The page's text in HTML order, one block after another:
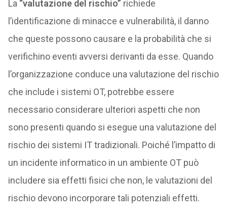
La “valutazione del rischio” richiede
l’identificazione di minacce e vulnerabilità, il danno
che queste possono causare e la probabilità che si
verifichino eventi avversi derivanti da esse. Quando
l’organizzazione conduce una valutazione del rischio
che include i sistemi OT, potrebbe essere
necessario considerare ulteriori aspetti che non
sono presenti quando si esegue una valutazione del
rischio dei sistemi IT tradizionali. Poiché l’impatto di
un incidente informatico in un ambiente OT può
includere sia effetti fisici che non, le valutazioni del
rischio devono incorporare tali potenziali effetti.